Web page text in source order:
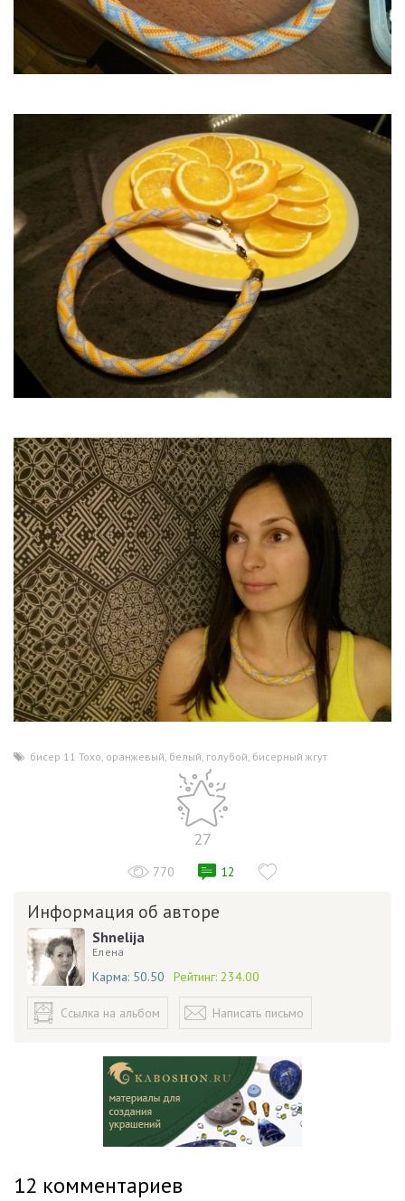
бисер 11 Тохо, оранжевый, белый, голубой, бисерный жгут
27
770 12
Информация об авторе
Shnelija
Елена
Карма: 50.50 Рейтинг: 234.00
Ссылка на альбом Написать письмо
12 комментариев